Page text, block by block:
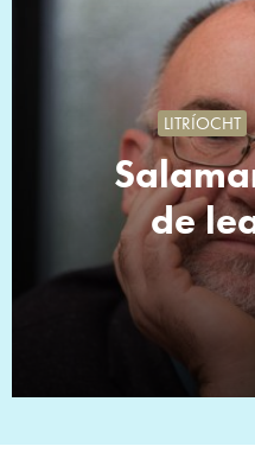
de
LITRÍOCHT